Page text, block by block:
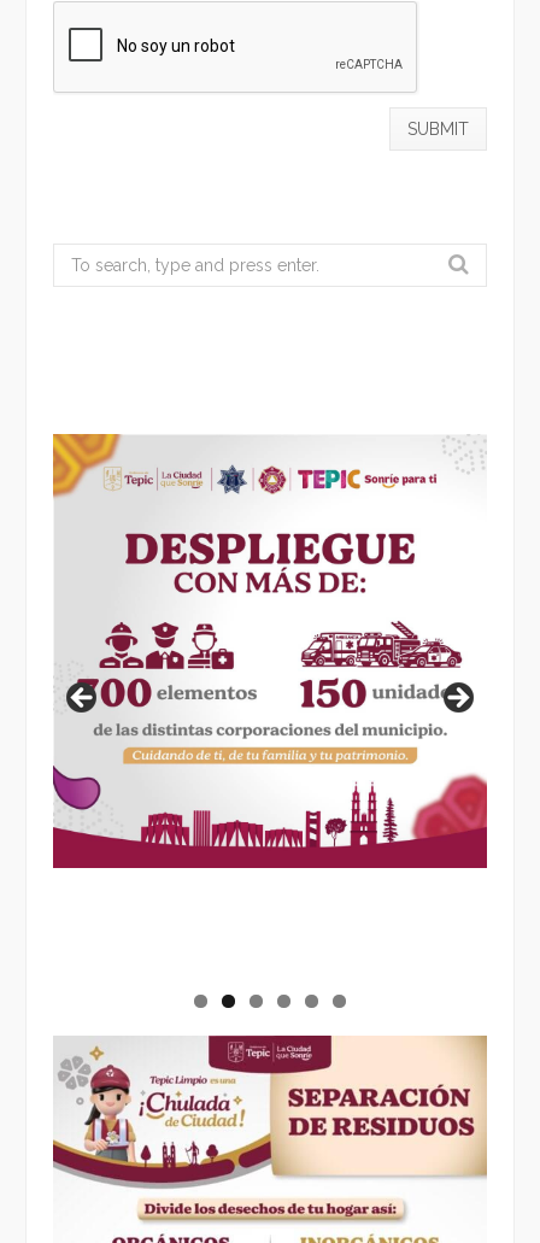
Search
for: